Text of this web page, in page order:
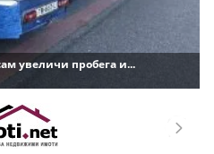
увеличи пробега и...